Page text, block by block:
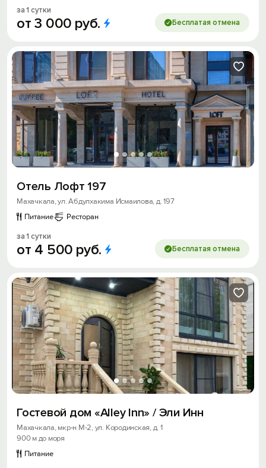
за 1 сутки
от3 000 руб. Бесплатая отмена
Отель Лофт 197
Махачкала, ул. Абдулхакима Исмаилова, д. 197
Питание
Ресторан
за 1 сутки
от 4 500 руб. Бесплатая отмена
Гостевой дом «Alley Inn» / Эли Инн
Махачкала, мкр-н М-2, ул. Кородинская, д. 1
900 м до моря
Питание